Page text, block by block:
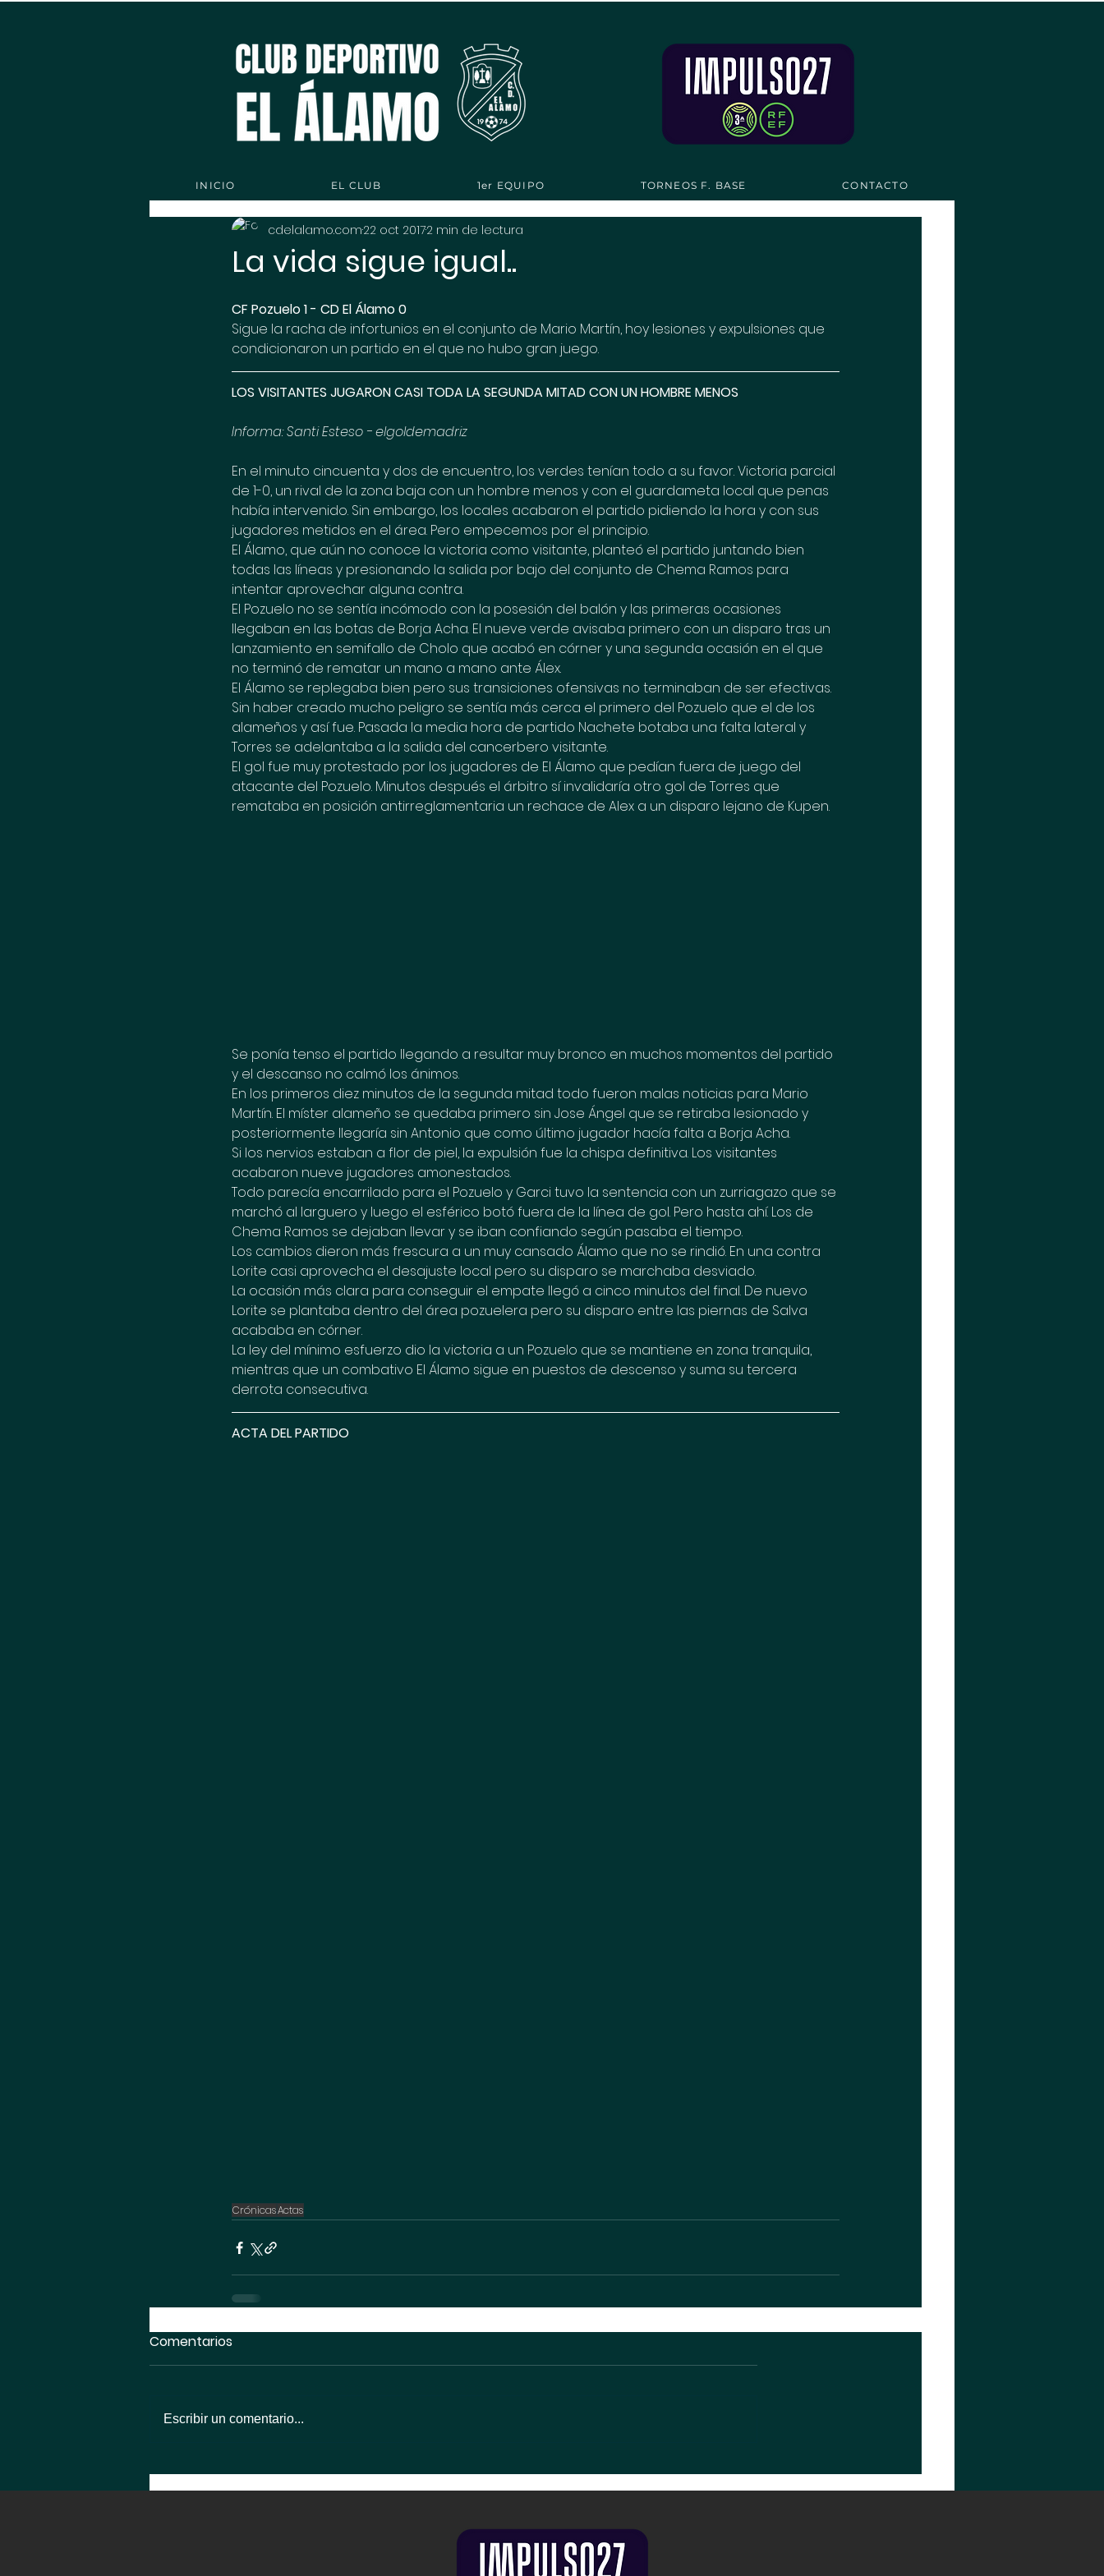
INICIO EL CLUB 1er EQUIPO TORNEOS F. BASE CONTACTO
La vida sigue igual..
cdelalamo.com22 oct 20172 min de lectura
CF Pozuelo 1 - CD El Álamo 0
Sigue la racha de infortunios en el conjunto de Mario Martín, hoy lesiones y expulsiones que
condicionaron un partido en el que no hubo gran juego.
LOS VISITANTES JUGARON CASI TODA LA SEGUNDA MITAD CON UN HOMBRE MENOS
Informa: Santi Esteso - elgoldemadriz
En el minuto cincuenta y dos de encuentro, los verdes tenían todo a su favor. Victoria parcial
de 1-0, un rival de la zona baja con un hombre menos y con el guardameta local que penas
había intervenido. Sin embargo, los locales acabaron el partido pidiendo la hora y con sus
jugadores metidos en el área. Pero empecemos por el principio.
El Álamo, que aún no conoce la victoria como visitante, planteó el partido juntando bien
todas las líneas y presionando la salida por bajo del conjunto de Chema Ramos para
intentar aprovechar alguna contra.
El Pozuelo no se sentía incómodo con la posesión del balón y las primeras ocasiones
llegaban en las botas de Borja Acha. El nueve verde avisaba primero con un disparo tras un
lanzamiento en semifallo de Cholo que acabó en córner y una segunda ocasión en el que
no terminó de rematar un mano a mano ante Álex.
El Álamo se replegaba bien pero sus transiciones ofensivas no terminaban de ser efectivas.
Sin haber creado mucho peligro se sentía más cerca el primero del Pozuelo que el de los
alameños y así fue. Pasada la media hora de partido Nachete botaba una falta lateral y
Torres se adelantaba a la salida del cancerbero visitante.
El gol fue muy protestado por los jugadores de El Álamo que pedían fuera de juego del
atacante del Pozuelo. Minutos después el árbitro sí invalidaría otro gol de Torres que
remataba en posición antirreglamentaria un rechace de Alex a un disparo lejano de Kupen.
Se ponía tenso el partido llegando a resultar muy bronco en muchos momentos del partido
y el descanso no calmó los ánimos.
En los primeros diez minutos de la segunda mitad todo fueron malas noticias para Mario
Martín. El míster alameño se quedaba primero sin Jose Ángel que se retiraba lesionado y
posteriormente llegaría sin Antonio que como último jugador hacía falta a Borja Acha.
Si los nervios estaban a flor de piel, la expulsión fue la chispa definitiva. Los visitantes
acabaron nueve jugadores amonestados.
Todo parecía encarrilado para el Pozuelo y Garci tuvo la sentencia con un zurriagazo que se
marchó al larguero y luego el esférico botó fuera de la línea de gol. Pero hasta ahí. Los de
Chema Ramos se dejaban llevar y se iban confiando según pasaba el tiempo.
Los cambios dieron más frescura a un muy cansado Álamo que no se rindió. En una contra
Lorite casi aprovecha el desajuste local pero su disparo se marchaba desviado.
La ocasión más clara para conseguir el empate llegó a cinco minutos del final. De nuevo
Lorite se plantaba dentro del área pozuelera pero su disparo entre las piernas de Salva
acababa en córner.
La ley del mínimo esfuerzo dio la victoria a un Pozuelo que se mantiene en zona tranquila,
mientras que un combativo El Álamo sigue en puestos de descenso y suma su tercera
derrota consecutiva.
ACTA DEL PARTIDO
CrónicasActas
Comentarios
Escribir un comentario...